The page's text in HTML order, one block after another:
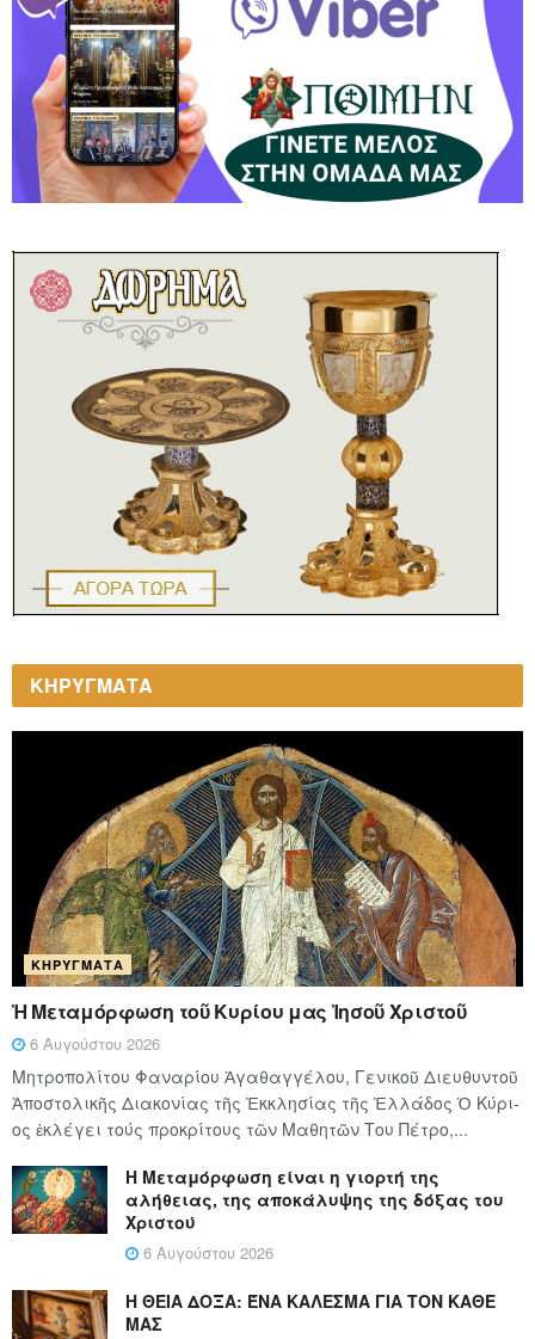
ΚΗΡΥΓΜΑΤΑ
ΚΗΡΎΓΜΑΤΑ
Ἡ Μεταμόρφωση τοῦ Κυρίου μας Ἰησοῦ Χριστοῦ
6 Αυγούστου 2026
Μητροπολίτου Φαναρίου Ἀγαθαγγέλου, Γενικοῦ Διευθυντοῦ
Ἀποστολικῆς Διακονίας τῆς Ἐκκλησίας τῆς Ἑλλάδος Ὁ Κύ­ρι­
ος ἐκλέγει τούς προ­κρί­τους τῶν Μα­θη­τῶν Του Πέ­τρο,...
Η Μεταμόρφωση είναι η γιορτή της
αλήθειας, της αποκάλυψης της δόξας του
Χριστού
6 Αυγούστου 2026
Η ΘΕΙΑ ΔΟΞΑ: ΈΝΑ ΚΑΛΕΣΜΑ ΓΙΑ ΤΟΝ ΚΑΘΕ
ΜΑΣ